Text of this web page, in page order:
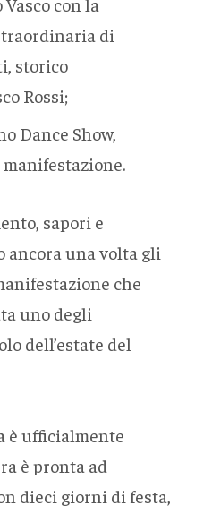
di
storico
Rossi;
Dance Show,
sapori e
una volta gli
che
uno degli
dell’estate del
è ufficialmente
è pronta ad
dieci giorni di festa,